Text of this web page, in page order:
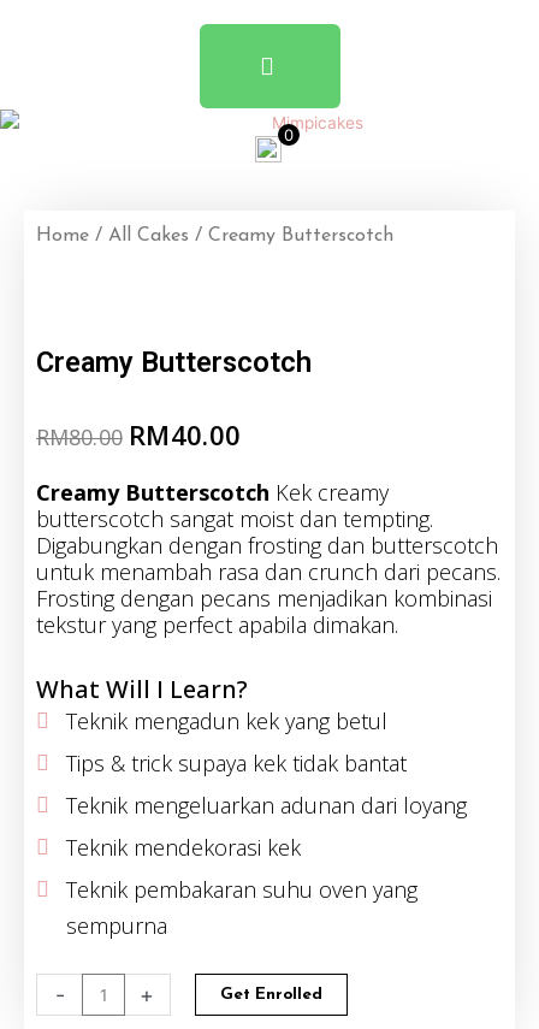
0
Home / All Cakes / Creamy Butterscotch
Creamy Butterscotch
RM80.00 RM40.00
Creamy Butterscotch Kek creamy
butterscotch sangat moist dan tempting.
Digabungkan dengan frosting dan butterscotch
untuk menambah rasa dan crunch dari pecans.
Frosting dengan pecans menjadikan kombinasi
tekstur yang perfect apabila dimakan.
What Will I Learn?
Teknik mengadun kek yang betul
Tips & trick supaya kek tidak bantat
Teknik mengeluarkan adunan dari loyang
Teknik mendekorasi kek
Teknik pembakaran suhu oven yang
sempurna
-
Butterscotch
+ Get Enrolled